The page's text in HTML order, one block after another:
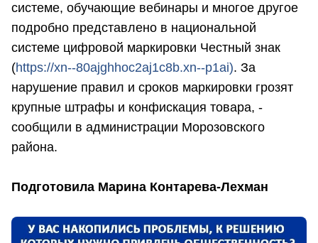
системе, обучающие вебинары и многое другое
подробно представлено в национальной
системе цифровой маркировки Честный знак
(https://xn--80ajghhoc2aj1c8b.xn--p1ai). За
нарушение правил и сроков маркировки грозят
крупные штрафы и конфискация товара, -
сообщили в администрации Морозовского
района.
Подготовила Марина Контарева-Лехман